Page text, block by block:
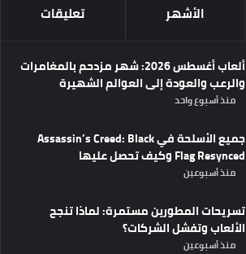
الأشهر تعليقات
ألعاب أغسطس 2026: شهر مزدحم بالمغامرات
والرعب والعودة إلى العوالم الشهيرة
منذ أسبوع واحد
جميع الأسلحة في Assassin’s Creed: Black
Flag Resynced وكيف تحصل عليها
منذ أسبوعين
تسريحات المطورين مستمرة: لماذا تنجح
الألعاب وتفشل الشركات؟
منذ أسبوعين